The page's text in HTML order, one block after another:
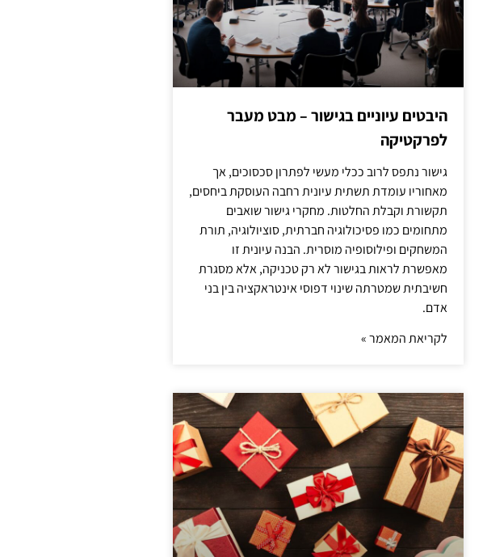
היבטים עיוניים בגישור – מבט מעבר
לפרקטיקה
גישור נתפס לרוב ככלי מעשי לפתרון סכסוכים, אך
מאחוריו עומדת תשתית עיונית רחבה העוסקת ביחסים,
תקשורת וקבלת החלטות. מחקרי גישור שואבים
מתחומים כמו פסיכולוגיה חברתית, סוציולוגיה, תורת
המשחקים ופילוסופיה מוסרית. הבנה עיונית זו
מאפשרת לראות בגישור לא רק טכניקה, אלא מסגרת
חשיבתית שמטרתה שינוי דפוסי אינטראקציה בין בני
אדם.
לקריאת המאמר »